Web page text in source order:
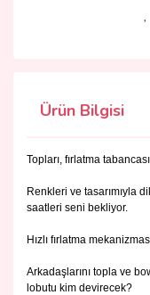
Ürün Bilgisi
Topları, fırlatma
Renkleri ve tasarımıyla
saatleri seni bekliyor.
Hızlı fırlatma
Arkadaşlarını topla ve
lobutu kim devirecek?